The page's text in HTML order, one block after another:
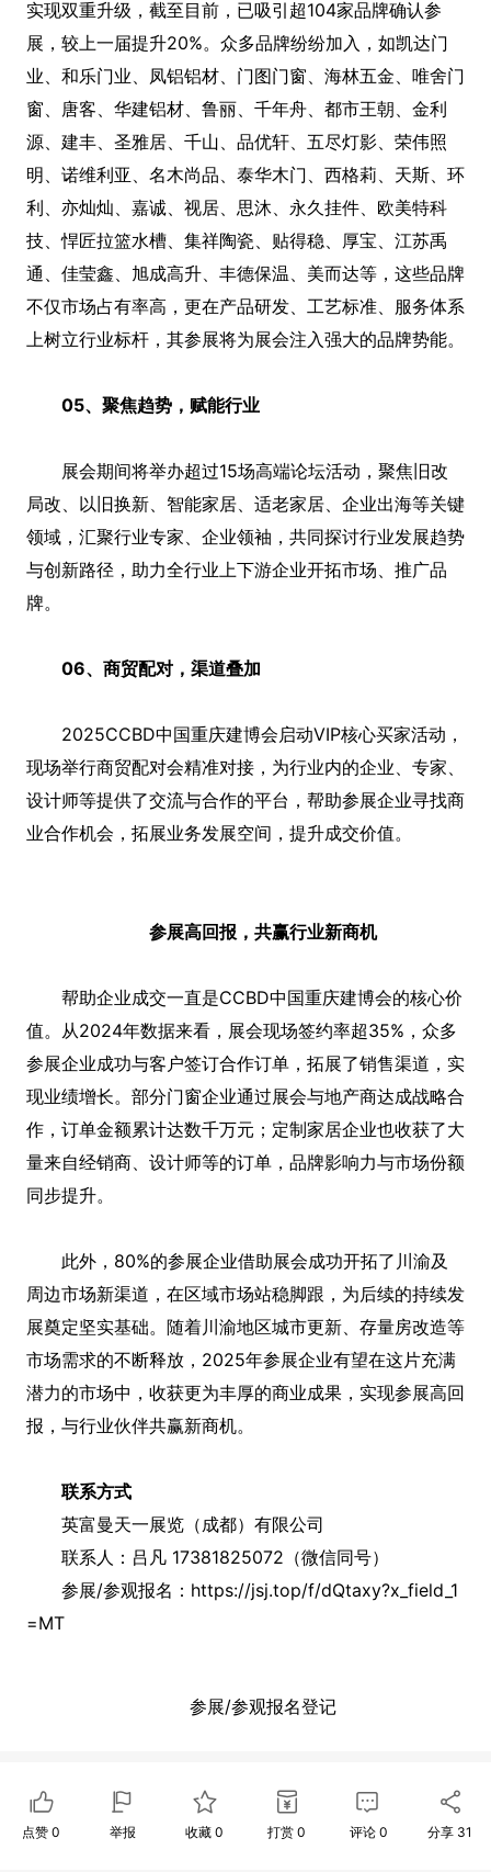
实现双重升级，截至目前，已吸引超104家品牌确认参
展，较上一届提升20%。众多品牌纷纷加入，如凯达门
业、和乐门业、凤铝铝材、门图门窗、海林五金、唯舍门
窗、唐客、华建铝材、鲁丽、千年舟、都市王朝、金利
源、建丰、圣雅居、千山、品优轩、五尽灯影、荣伟照
明、诺维利亚、名木尚品、泰华木门、西格莉、天斯、环
利、亦灿灿、嘉诚、视居、思沐、永久挂件、欧美特科
技、悍匠拉篮水槽、集祥陶瓷、贴得稳、厚宝、江苏禹
通、佳莹鑫、旭成高升、丰德保温、美而达等，这些品牌
不仅市场占有率高，更在产品研发、工艺标准、服务体系
上树立行业标杆，其参展将为展会注入强大的品牌势能。
05、聚焦趋势，赋能行业
展会期间将举办超过15场高端论坛活动，聚焦旧改
局改、以旧换新、智能家居、适老家居、企业出海等关键
领域，汇聚行业专家、企业领袖，共同探讨行业发展趋势
与创新路径，助力全行业上下游企业开拓市场、推广品
牌。
06、商贸配对，渠道叠加
2025CCBD中国重庆建博会启动VIP核心买家活动，
现场举行商贸配对会精准对接，为行业内的企业、专家、
设计师等提供了交流与合作的平台，帮助参展企业寻找商
业合作机会，拓展业务发展空间，提升成交价值。
参展高回报，共赢行业新商机
帮助企业成交一直是CCBD中国重庆建博会的核心价
值。从2024年数据来看，展会现场签约率超35%，众多
参展企业成功与客户签订合作订单，拓展了销售渠道，实
现业绩增长。部分门窗企业通过展会与地产商达成战略合
作，订单金额累计达数千万元；定制家居企业也收获了大
量来自经销商、设计师等的订单，品牌影响力与市场份额
同步提升。
此外，80%的参展企业借助展会成功开拓了川渝及
周边市场新渠道，在区域市场站稳脚跟，为后续的持续发
展奠定坚实基础。随着川渝地区城市更新、存量房改造等
市场需求的不断释放，2025年参展企业有望在这片充满
潜力的市场中，收获更为丰厚的商业成果，实现参展高回
报，与行业伙伴共赢新商机。
联系方式
英富曼天一展览（成都）有限公司
联系人：吕凡 17381825072（微信同号）
参展/参观报名：https://jsj.top/f/dQtaxy?x_field_1
=MT
参展/参观报名登记
点赞 0 举报 收藏0 打赏 0 评论 0 分享 31